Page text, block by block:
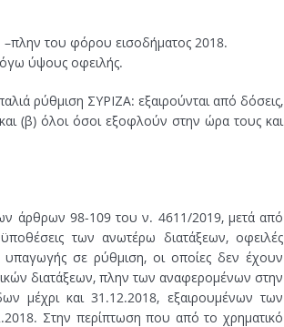
–πλην του φόρου εισοδήματος 2018.
ύψους οφειλής.
ρύθμιση ΣΥΡΙΖΑ: εξαιρούνται από δόσεις,
(β) όλοι όσοι εξοφλούν στην ώρα τους και
άρθρων 98-109 του ν. 4611/2019, μετά από
των ανωτέρω διατάξεων, οφειλές
υπαγωγής σε ρύθμιση, οι οποίες δεν έχουν
διατάξεων, πλην των αναφερομένων στην
μέχρι και 31.12.2018, εξαιρουμένων των
Στην περίπτωση που από το χρηματικό